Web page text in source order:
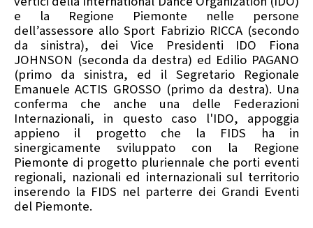
Tesseramento Territorio
Formazione Albo Soci
Calendario Gare Media
e la Regione Piemonte nelle persone
dell’assessore allo Sport Fabrizio RICCA (secondo
da sinistra), dei Vice Presidenti IDO Fiona
JOHNSON (seconda da destra) ed Edilio PAGANO
(primo da sinistra, ed il Segretario Regionale
Emanuele ACTIS GROSSO (primo da destra). Una
conferma che anche una delle Federazioni
Internazionali, in questo caso l'IDO, appoggia
appieno il progetto che la FIDS ha in
sinergicamente sviluppato con la Regione
Piemonte di progetto pluriennale che porti eventi
regionali, nazionali ed internazionali sul territorio
inserendo la FIDS nel parterre dei Grandi Eventi
del Piemonte.